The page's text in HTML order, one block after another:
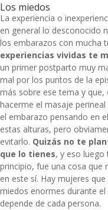
Los miedos
La experiencia o
en general lo desconocido
los embarazos con mucha
experiencias vividas te
un primer postparto muy
mal por los puntos de la
más sobre ese tema y
hacerme el masaje
el embarazo pensando en
estas alturas, pero
evitarlo. Quizás no te
que lo tienes, y eso luego
principio, fue una cosa que
en este sí. Hay mujeres
miedos enormes durante
depende de cada persona.